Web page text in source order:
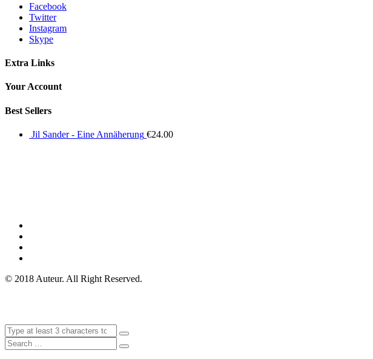
Facebook
Twitter
Instagram
Skype
Extra Links
Your Account
Best Sellers
Jil Sander - Eine Annäherung €24.00
© 2018 Auteur. All Right Reserved.